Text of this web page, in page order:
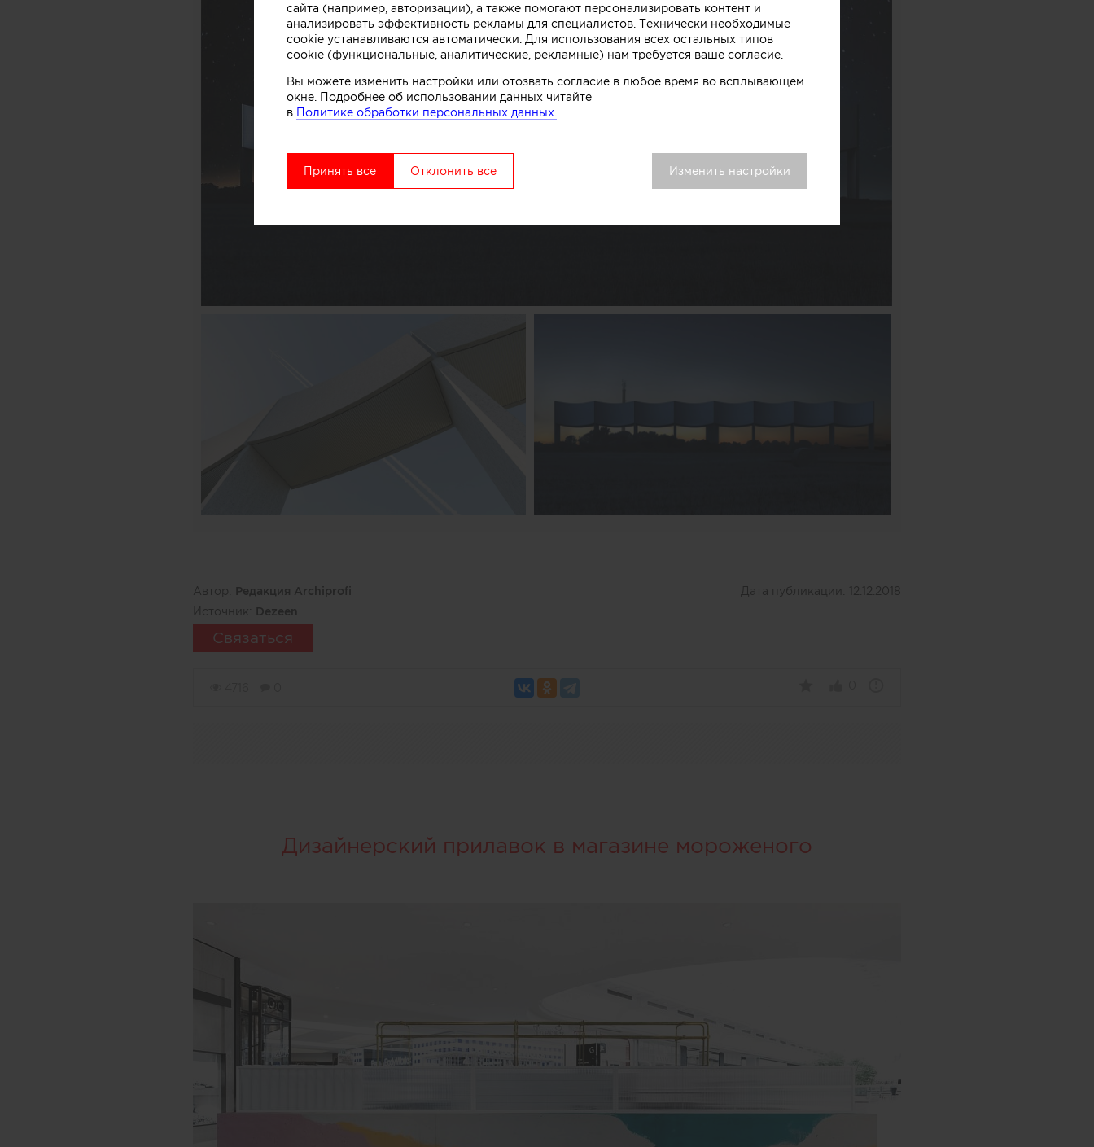
Автор: Редакция Archiprofi Дата публикации:
12.12.2018
Источник:
Dezeen
Связаться
Дизайнерский прилавок в магазине мороженого
сайта (например, авторизации), а также помогают персонализировать контент и
анализировать эффективность рекламы для специалистов. Технически необходимые
cookie устанавливаются автоматически. Для использования всех остальных типов
cookie (функциональные, аналитические, рекламные) нам требуется ваше согласие.
Вы можете изменить настройки или отозвать согласие в любое время во всплывающем
окне. Подробнее об использовании данных читайте
в Политике обработки персональных данных.
Принять все Отклонить все Изменить настройки